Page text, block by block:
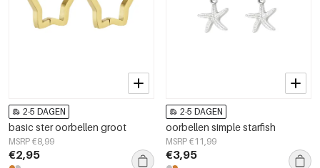
2-5 DAGEN
basic ster oorbellen groot
MSRP €8,99
€2,95
2-5 DAGEN
oorbellen simple starfish
MSRP €11,99
€3,95